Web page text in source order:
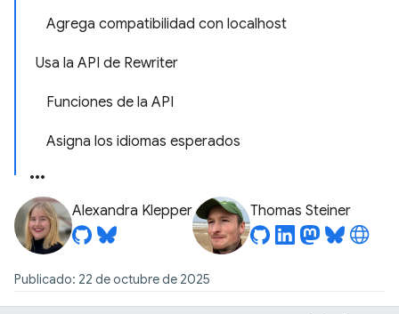
Agrega compatibilidad con localhost
Usa la API de Rewriter
Funciones de la API
Asigna los idiomas esperados
Alexandra Klepper Thomas Steiner
Publicado: 22 de octubre de 2025